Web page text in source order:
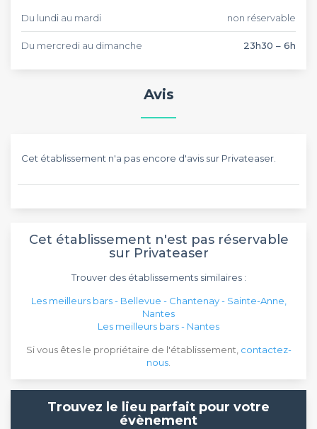
Du lundi au mardi non réservable
Du mercredi au dimanche 23h30 – 6h
Avis
Cet établissement n'a pas encore d'avis sur Privateaser.
Cet établissement n'est pas réservable
sur Privateaser
Trouver des établissements similaires :
Les meilleurs bars - Bellevue - Chantenay - Sainte-Anne,
Nantes
Les meilleurs bars - Nantes
Si vous êtes le propriétaire de l'établissement, contactez-
nous
Trouvez le lieu parfait pour votre
évènement